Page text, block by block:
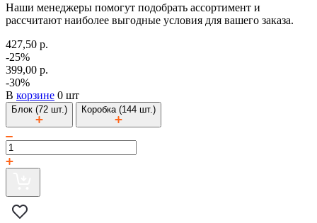
Наши менеджеры помогут подобрать ассортимент и
рассчитают наиболее выгодные условия для вашего заказа.
427,50 р.
-25%
399,00 р.
-30%
В корзине 0 шт
Блок (72 шт.) Коробка (144 шт.)